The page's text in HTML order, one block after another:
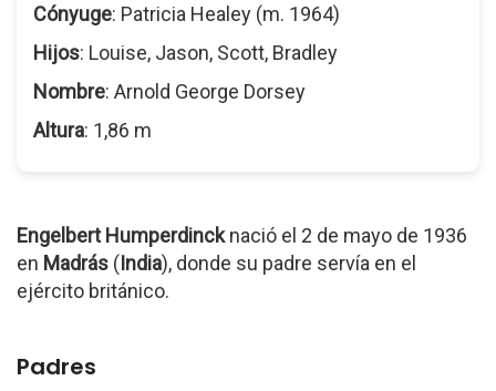
Cónyuge: Patricia Healey (m. 1964)
Hijos: Louise, Jason, Scott, Bradley
Nombre: Arnold George Dorsey
Altura: 1,86 m
Engelbert Humperdincknació el 2 de mayo de 1936
en Madrás (India), donde su padre servía en el
ejército británico.
Padres